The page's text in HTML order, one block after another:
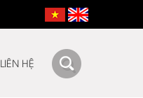
LIÊN HỆ